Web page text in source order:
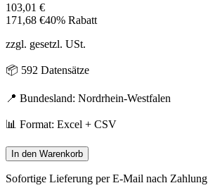
103,01 €
171,68 €40% Rabatt
zzgl. gesetzl. USt.
📦 592 Datensätze
📍 Bundesland: Nordrhein-Westfalen
📊 Format: Excel + CSV
In den Warenkorb
Sofortige Lieferung per E-Mail nach Zahlung